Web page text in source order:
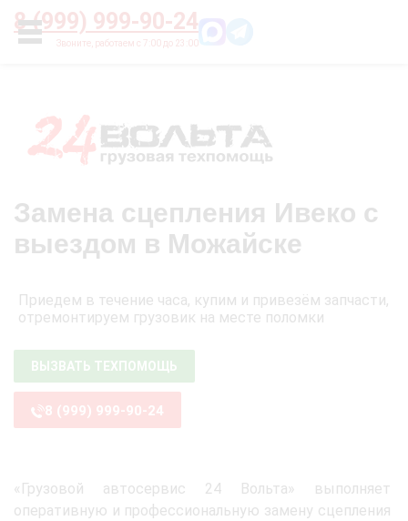
8 (999) 999-90-24
УСЛУГИ
Главная О нас Цены
Замена сцепления Ивеко с
выездом в Можайске
Приедем в течение часа, купим и привезём запчасти,
отремонтируем грузовик на месте поломки
ВЫЗВАТЬ ТЕХПОМОЩЬ
8 (999) 999-90-24
«Грузовой автосервис 24 Вольта» выполняет
оперативную и профессиональную замену сцепления